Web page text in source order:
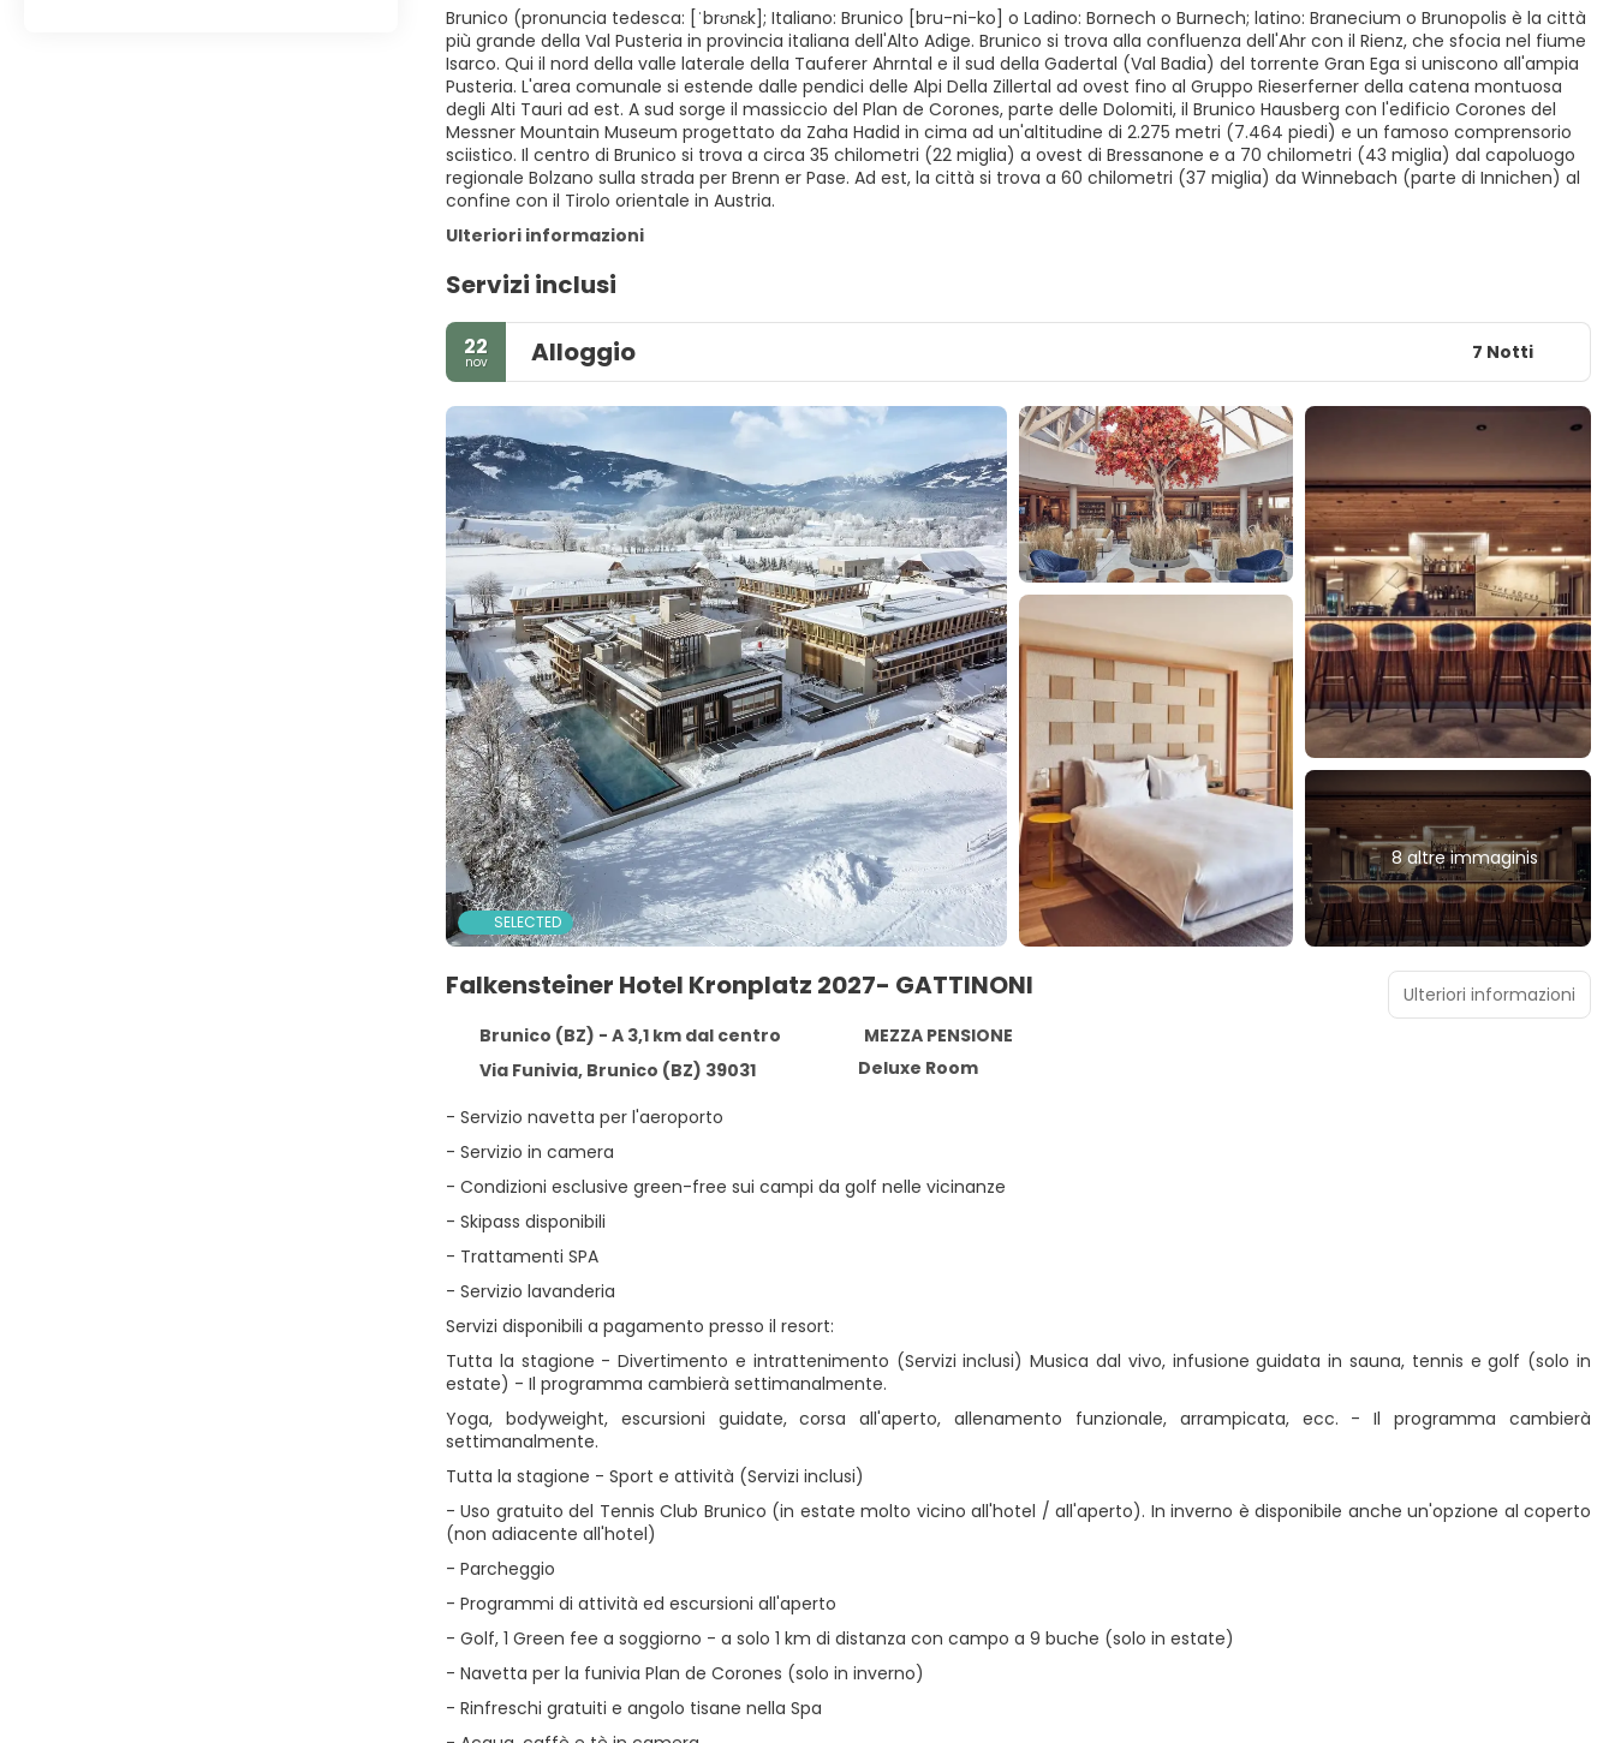
Brunico (pronuncia tedesca: [ˈbrʊnɛk]; Italiano: Brunico [bru-ni-ko] o Ladino: Bornech o Burnech; latino: Branecium o Brunopolis è la città
più grande della Val Pusteria in provincia italiana dell'Alto Adige. Brunico si trova alla confluenza dell'Ahr con il Rienz, che sfocia nel fiume
Isarco. Qui il nord della valle laterale della Tauferer Ahrntal e il sud della Gadertal (Val Badia) del torrente Gran Ega si uniscono all'ampia
Pusteria. L'area comunale si estende dalle pendici delle Alpi Della Zillertal ad ovest fino al Gruppo Rieserferner della catena montuosa
degli Alti Tauri ad est. A sud sorge il massiccio del Plan de Corones, parte delle Dolomiti, il Brunico Hausberg con l'edificio Corones del
Messner Mountain Museum progettato da Zaha Hadid in cima ad un'altitudine di 2.275 metri (7.464 piedi) e un famoso comprensorio
sciistico. Il centro di Brunico si trova a circa 35 chilometri (22 miglia) a ovest di Bressanone e a 70 chilometri (43 miglia) dal capoluogo
regionale Bolzano sulla strada per Brenn er Pase. Ad est, la città si trova a 60 chilometri (37 miglia) da Winnebach (parte di Innichen) al
confine con il Tirolo orientale in Austria.
Ulteriori informazioni
Servizi inclusi
22
nov Alloggio 7 Notti
SELECTED
8 altre immaginis
Falkensteiner Hotel Kronplatz 2027- GATTINONI
Brunico (BZ) - A 3,1 km dal centro
MEZZA PENSIONE
Via Funivia, Brunico (BZ) 39031
Deluxe Room
- Rinfreschi gratuiti e angolo tisane nella Spa
- Navetta per la funivia Plan de Corones (solo in inverno)
- Golf, 1 Green fee a soggiorno - a solo 1 km di distanza con campo a 9 buche (solo in estate)
- Programmi di attività ed escursioni all'aperto
- Parcheggio
- Uso gratuito del Tennis Club Brunico (in estate molto vicino all'hotel / all'aperto). In inverno è disponibile anche un'opzione al coperto
(non adiacente all'hotel)
Tutta la stagione - Sport e attività (Servizi inclusi)
Yoga, bodyweight, escursioni guidate, corsa all'aperto, allenamento funzionale, arrampicata, ecc. - Il programma cambierà
settimanalmente.
Tutta la stagione - Divertimento e intrattenimento (Servizi inclusi) Musica dal vivo, infusione guidata in sauna, tennis e golf (solo in
estate) - Il programma cambierà settimanalmente.
Servizi disponibili a pagamento presso il resort:
- Servizio lavanderia
- Trattamenti SPA
- Skipass disponibili
- Condizioni esclusive green-free sui campi da golf nelle vicinanze
- Servizio in camera
- Servizio navetta per l'aeroporto
Ulteriori informazioni